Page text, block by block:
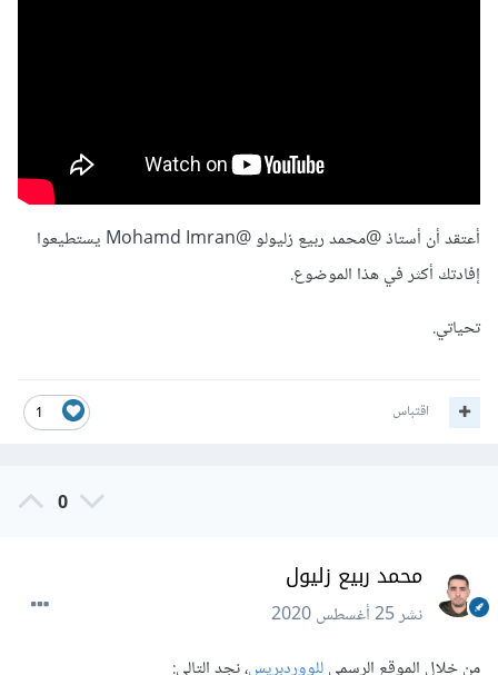
أعتقد أن أستاذ@محمد ربيع زليولو@Mohamd Imran
يستطيعوا
إفادتك أكثر في هذا الموضوع.
تحياتي.
1 اقتباس
0
محمد ربيع زليول
نشر25 أغسطس 2020